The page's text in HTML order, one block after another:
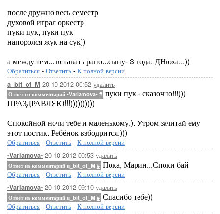
после дружно весь семестр
духовой играл оркестр
пуки пук, пуки пук
напоролся жук на сук))
а между тем....вставать рано...сыну- 3 года. ДНюха...))
Обратиться - Ответить - К полной версии
a_bit_of_M 20-10-2012-00:52 удалить
Ответ на комментарий -Varlamova- # пуки пук - сказочно!!!)))
ПРАЗДРАВЛЯЮ!!!))))))))))
Спокойной ночи тебе и маленькому:). Утром зачитай ему
этот постик. Ребёнок взбодрится.)))
Обратиться - Ответить - К полной версии
-Varlamova- 20-10-2012-00:53 удалить
Ответ на комментарий a_bit_of_M # Пока, Марин...Споки бай
Обратиться - Ответить - К полной версии
-Varlamova- 20-10-2012-09:10 удалить
Ответ на комментарий a_bit_of_M # Спасибо тебе))
Обратиться - Ответить - К полной версии